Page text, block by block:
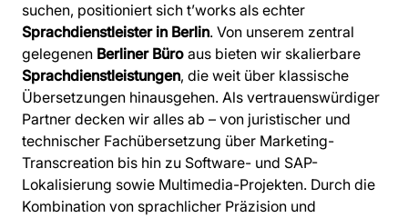
suchen, positioniert sich t’works als echter
Sprachdienstleister in Berlin. Von unserem zentral
gelegenen Berliner Büro aus bieten wir skalierbare
Sprachdienstleistungen, die weit über klassische
Übersetzungen hinausgehen. Als vertrauenswürdiger
Partner decken wir alles ab – von juristischer und
technischer Fachübersetzung über Marketing-
Transcreation bis hin zu Software- und SAP-
Lokalisierung sowie Multimedia-Projekten. Durch die
Kombination von sprachlicher Präzision und